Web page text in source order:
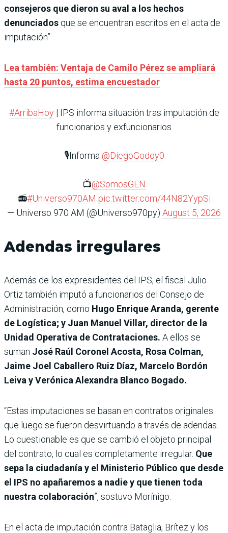
consejeros que dieron su aval a los hechos
denunciados que se encuentran escritos en el acta de
imputación”.
Lea también: Ventaja de Camilo Pérez se ampliará
hasta 20 puntos, estima encuestador
#ArribaHoy| IPS informa situación tras imputación de
funcionarios y exfuncionarios
🎙️Informa @DiegoGodoy0
📺@SomosGEN
📻#Universo970AM pic.twitter.com/44N82YypSi
— Universo 970 AM (@Universo970py) August 5, 2026
Adendas irregulares
Además de los expresidentes del IPS, el fiscal Julio
Ortiz también imputó a funcionarios del Consejo de
Administración, como Hugo Enrique Aranda, gerente
de Logística; y Juan Manuel Villar, director de la
Unidad Operativa de Contrataciones. A ellos se
suman José Raúl Coronel Acosta, Rosa Colman,
Jaime Joel Caballero Ruiz Díaz, Marcelo Bordón
Leiva y Verónica Alexandra Blanco Bogado.
“Estas imputaciones se basan en contratos originales
que luego se fueron desvirtuando a través de adendas.
Lo cuestionable es que se cambió el objeto principal
del contrato, lo cual es completamente irregular. Que
sepa la ciudadanía y el Ministerio Público que desde
el IPS no apañaremos a nadie y que tienen toda
nuestra colaboración”, sostuvo Morínigo.
En el acta de imputación contra Bataglia, Brítez y los